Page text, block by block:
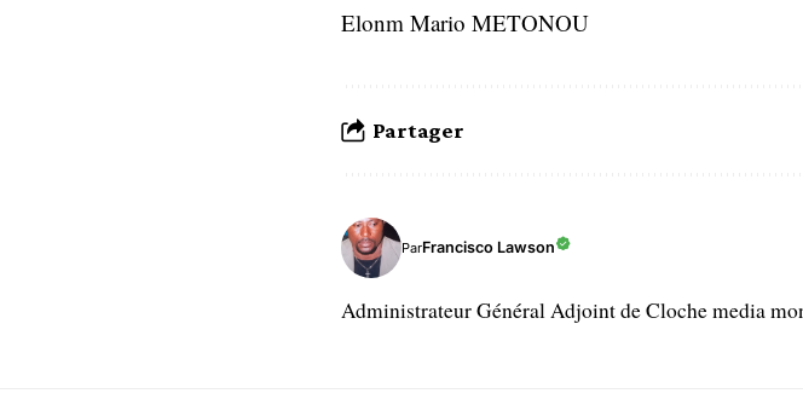
Elonm Mario METONOU
Partager
ParFrancisco Lawson
Administrateur Général Adjoint de Cloche media